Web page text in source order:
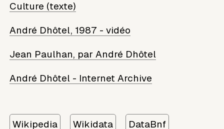
Culture (texte)
André Dhôtel, 1987 - vidéo
Jean Paulhan, par André Dhôtel
André Dhôtel - Internet Archive
Wikipedia Wikidata DataBnf